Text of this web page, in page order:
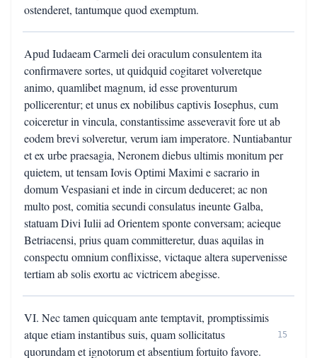
ostenderet, tantumque quod exemptum.
Apud Iudaeam Carmeli dei oraculum consulentem ita
confirmavere sortes, ut quidquid cogitaret volveretque
animo, quamlibet magnum, id esse proventurum
pollicerentur; et unus ex nobilibus captivis Iosephus, cum
coiceretur in vincula, constantissime asseveravit fore ut ab
eodem brevi solveretur, verum iam imperatore. Nuntiabantur
et ex urbe praesagia, Neronem diebus ultimis monitum per
quietem, ut tensam Iovis Optimi Maximi e sacrario in
domum Vespasiani et inde in circum deduceret; ac non
multo post, comitia secundi consulatus ineunte Galba,
statuam Divi Iulii ad Orientem sponte conversam; acieque
Betriacensi, prius quam committeretur, duas aquilas in
conspectu omnium conflixisse, victaque altera supervenisse
tertiam ab solis exortu ac victricem abegisse.
VI. Nec tamen quicquam ante temptavit, promptissimis
atque etiam instantibus suis, quam sollicitatus
quorundam et ignotorum et absentium fortuito favore.
15